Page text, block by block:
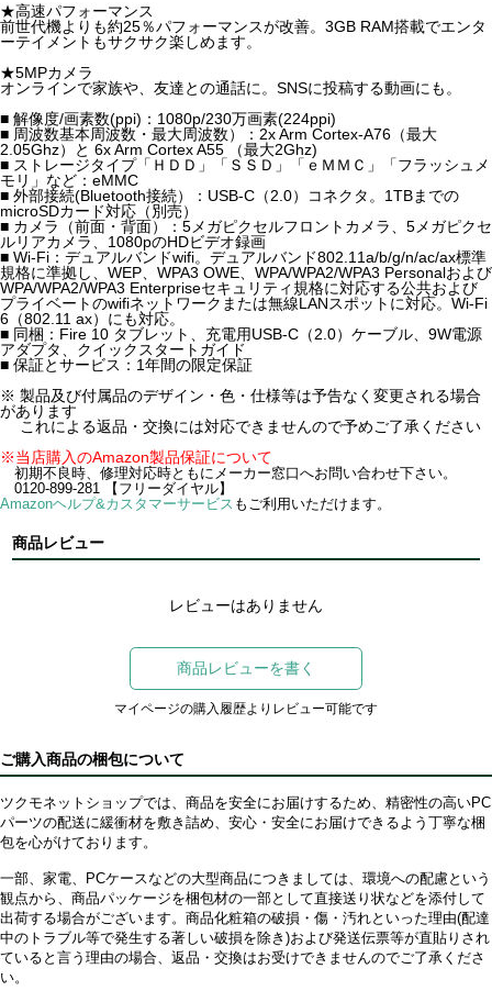
★高速パフォーマンス
前世代機よりも約25％パフォーマンスが改善。3GB RAM搭載でエンタ
ーテイメントもサクサク楽しめます。
★5MPカメラ
オンラインで家族や、友達との通話に。SNSに投稿する動画にも。
■ 解像度/画素数(ppi)：1080p/230万画素(224ppi)
■ 周波数基本周波数・最大周波数）：2x Arm Cortex-A76（最大
2.05Ghz）と 6x Arm Cortex A55 （最大2Ghz)
■ ストレージタイプ「ＨＤＤ」「ＳＳＤ」「ｅＭＭＣ」「フラッシュメ
モリ」など：eMMC
■ 外部接続(Bluetooth接続）：USB-C（2.0）コネクタ。1TBまでの
microSDカード対応（別売）
■ カメラ（前面・背面）：5メガピクセルフロントカメラ、5メガピクセ
ルリアカメラ、1080pのHDビデオ録画
■ Wi-Fi：デュアルバンドwifi。デュアルバンド802.11a/b/g/n/ac/ax標準
規格に準拠し、WEP、WPA3 OWE、WPA/WPA2/WPA3 Personalおよび
WPA/WPA2/WPA3 Enterpriseセキュリティ規格に対応する公共および
プライベートのwifiネットワークまたは無線LANスポットに対応。Wi-Fi
6（802.11 ax）にも対応。
■ 同梱：Fire 10 タブレット、充電用USB-C（2.0）ケーブル、9W電源
アダプタ、クイックスタートガイド
■ 保証とサービス：1年間の限定保証
※ 製品及び付属品のデザイン・色・仕様等は予告なく変更される場合
があります
これによる返品・交換には対応できませんので予めご了承ください
※当店購入のAmazon製品保証について
初期不良時、修理対応時ともにメーカー窓口へお問い合わせ下さい。
0120-899-281 【フリーダイヤル】
Amazonヘルプ&カスタマーサービス もご利用いただけます。
商品レビュー
レビューはありません
商品レビューを書く
マイページの購入履歴よりレビュー可能です
ご購入商品の梱包について
ツクモネットショップでは、商品を安全にお届けするため、精密性の高いPC
パーツの配送に緩衝材を敷き詰め、安心・安全にお届けできるよう丁寧な梱
包を心がけております。
一部、家電、PCケースなどの大型商品につきましては、環境への配慮という
観点から、商品パッケージを梱包材の一部として直接送り状などを添付して
出荷する場合がございます。商品化粧箱の破損・傷・汚れといった理由(配達
中のトラブル等で発生する著しい破損を除き)および発送伝票等が直貼りされ
ていると言う理由の場合、返品・交換はお受けできませんのでご了承くださ
い。